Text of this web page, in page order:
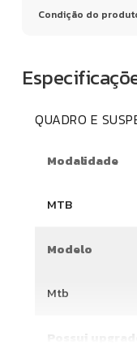
Condição do
QUADRO E
Modalidade
MTB
Modelo
Mtb